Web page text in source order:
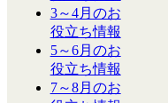
3～4月のお
役立ち情報
5～6月のお
役立ち情報
7～8月のお